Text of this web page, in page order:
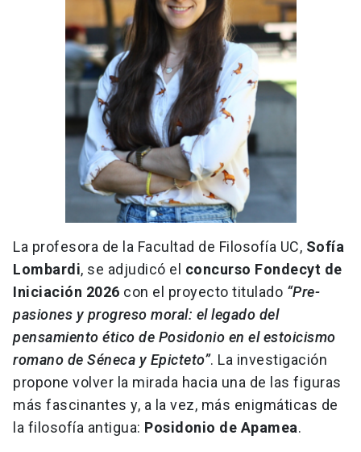
La profesora de la Facultad de Filosofía UC, Sofía
Lombardi, se adjudicó el concurso Fondecyt de
Iniciación 2026 con el proyecto titulado “Pre-
pasiones y progreso moral: el legado del
pensamiento ético de Posidonio en el estoicismo
romano de Séneca y Epicteto”. La investigación
propone volver la mirada hacia una de las figuras
más fascinantes y, a la vez, más enigmáticas de
la filosofía antigua: Posidonio de Apamea.